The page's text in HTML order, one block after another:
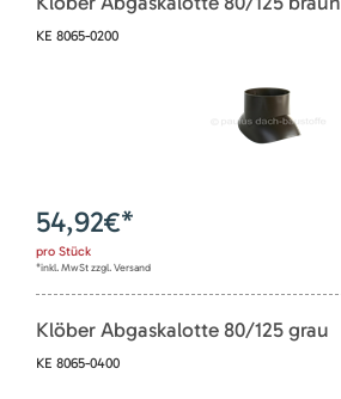
KE 8065-0200
54,92€*
pro Stück
*inkl. MwSt zzgl. Versand
Klöber Abgaskalotte 80/125 grau
KE 8065-0400